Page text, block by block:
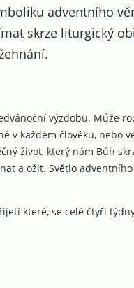
adventního
skrze liturgický
výzdobu. Může
v každém člověku, nebo
život, který nám Bůh
a ožit. Světlo
které, se celé čtyři